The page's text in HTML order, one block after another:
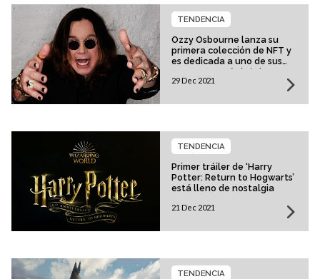
Ozzy Osbourne lanza su
primera colección de NFT y
es dedicada a uno de sus
momentos más icónicos en
el escenario
TENDENCIA
29 Dec 2021
Primer tráiler de ‘Harry
Potter: Return to Hogwarts’
está lleno de nostalgia
TENDENCIA
21 Dec 2021
TENDENCIA